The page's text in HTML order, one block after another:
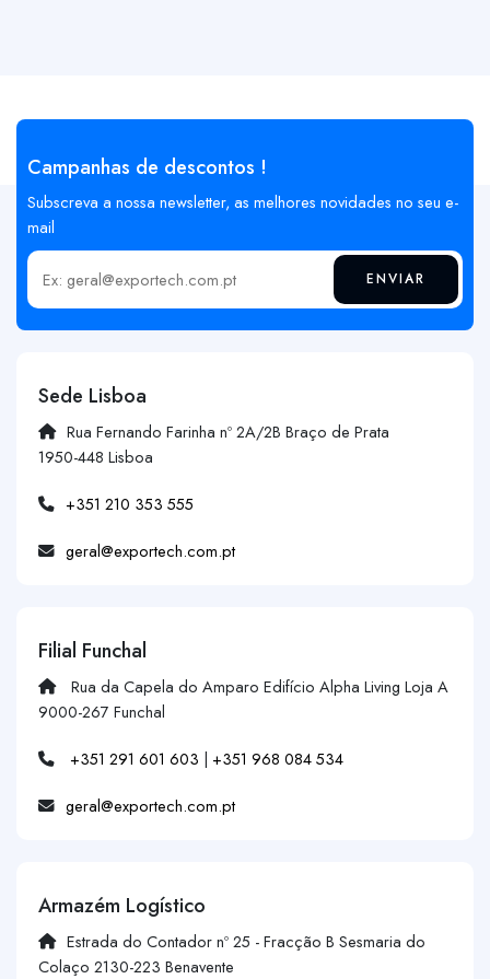
Campanhas de descontos !
Subscreva a nossa newsletter, as melhores novidades no seu e-
mail
Insira o seu email ENVIAR
Sede Lisboa
Rua Fernando Farinha nº 2A/2B Braço de Prata
1950-448 Lisboa
+351 210 353 555
geral@exportech.com.pt
Filial Funchal
Rua da Capela do Amparo Edifício Alpha Living Loja A
9000-267 Funchal
+351 291 601 603 | +351 968 084 534
geral@exportech.com.pt
Armazém Logístico
Estrada do Contador nº 25 - Fracção B Sesmaria do
Colaço 2130-223 Benavente